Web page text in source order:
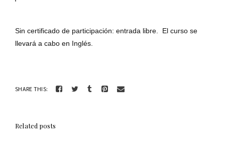
Sin certificado de participación: entrada libre. El curso se
llevará a cabo en Inglés.
SHARE THIS:
Related posts